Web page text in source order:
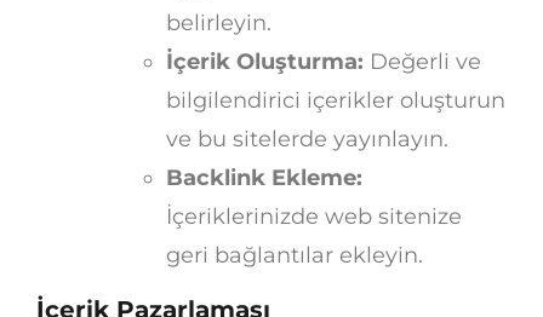
belirleyin.
İçerik Oluşturma: Değerli ve
bilgilendirici içerikler oluşturun
ve bu sitelerde yayınlayın.
Backlink Ekleme:
İçeriklerinizde web sitenize
geri bağlantılar ekleyin.
İçerik Pazarlaması